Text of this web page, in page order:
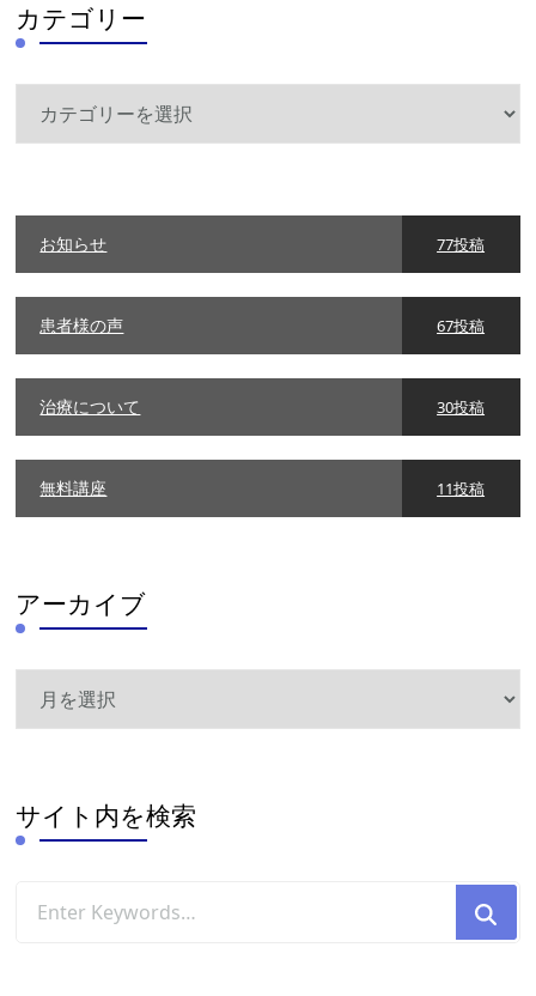
カテゴリー
ー
お知らせ 77投稿
患者様の声 67投稿
治療について 30投稿
無料講座 11投稿
アーカイブ
サイト内を検索
for